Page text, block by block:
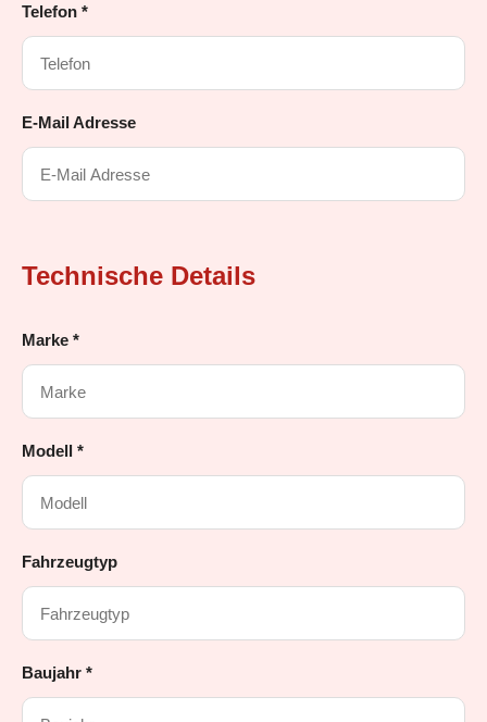
Telefon *
E-Mail Adresse
Technische Details
Marke *
Modell *
Fahrzeugtyp
Baujahr *